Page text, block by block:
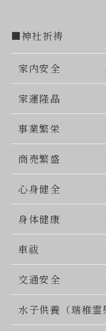
■神社祈祷
家内安全
家運隆晶
事業繁栄
商売繁盛
心身健全
身体健康
車祓
交通安全
水子供養（瑞稚霊